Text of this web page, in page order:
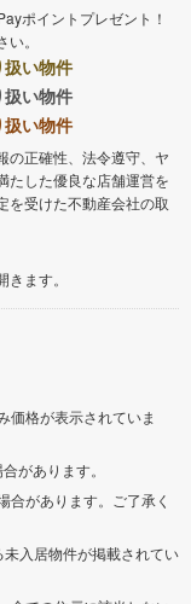
ポイントプレゼント！
。
扱い物件
い物件
い物件
の正確性、法令遵守、ヤ
たした優良な店舗運営を
を受けた不動産会社の取
ます。
価格が表示されていま
があります。
合があります。ご了承く
未入居物件が掲載されてい